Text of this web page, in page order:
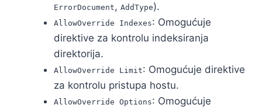
ErrorDocument, AddType).
AllowOverride Indexes: Omogućuje
direktive za kontrolu indeksiranja
direktorija.
AllowOverride Limit: Omogućuje direktive
za kontrolu pristupa hostu.
AllowOverride Options: Omogućuje